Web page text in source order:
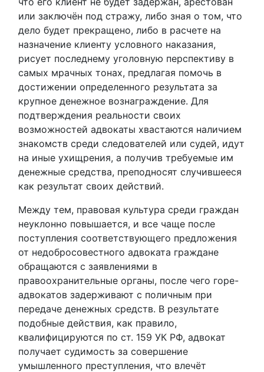
или заключён под стражу, либо зная о том, что
дело будет прекращено, либо в расчете на
назначение клиенту условного наказания,
рисует последнему уголовную перспективу в
самых мрачных тонах, предлагая помочь в
достижении определенного результата за
крупное денежное вознаграждение. Для
подтверждения реальности своих
возможностей адвокаты хвастаются наличием
знакомств среди следователей или судей, идут
на иные ухищрения, а получив требуемые им
денежные средства, преподносят случившееся
как результат своих действий.
Между тем, правовая культура среди граждан
неуклонно повышается, и все чаще после
поступления соответствующего предложения
от недобросовестного адвоката граждане
обращаются с заявлениями в
правоохранительные органы, после чего горе-
адвокатов задерживают с поличным при
передаче денежных средств. В результате
подобные действия, как правило,
квалифицируются по ст. 159 УК РФ, адвокат
получает судимость за совершение
умышленного преступления, что влечёт